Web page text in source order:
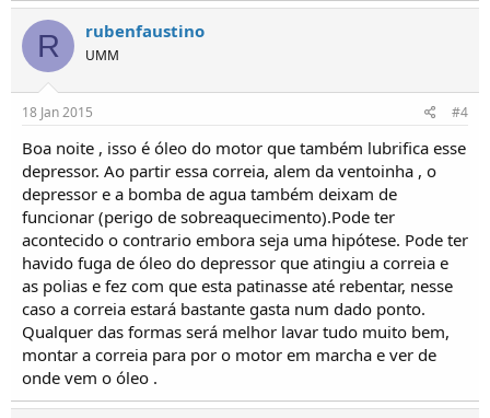
R rubenfaustino
UMM
18 Jan 2015 #4
Boa noite , isso é óleo do motor que também lubrifica esse
depressor. Ao partir essa correia, alem da ventoinha , o
depressor e a bomba de agua também deixam de
funcionar (perigo de sobreaquecimento).Pode ter
acontecido o contrario embora seja uma hipótese. Pode ter
havido fuga de óleo do depressor que atingiu a correia e
as polias e fez com que esta patinasse até rebentar, nesse
caso a correia estará bastante gasta num dado ponto.
Qualquer das formas será melhor lavar tudo muito bem,
montar a correia para por o motor em marcha e ver de
onde vem o óleo .